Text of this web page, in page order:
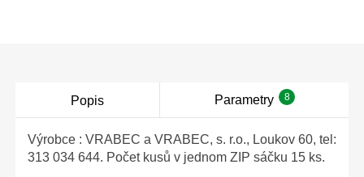
Popis Parametry 8
Výrobce : VRABEC a VRABEC, s. r.o., Loukov 60, tel:
313 034 644. Počet kusů v jednom ZIP sáčku 15 ks.